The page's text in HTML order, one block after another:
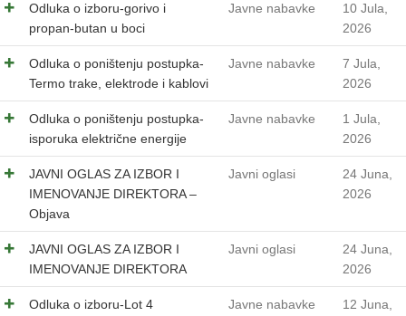
Odluka o izboru-gorivo i
propan-butan u boci
Javne nabavke
10 Jula,
2026
Odluka o poništenju postupka-
Termo trake, elektrode i kablovi
Javne nabavke
7 Jula,
2026
Odluka o poništenju postupka-
isporuka električne energije
Javne nabavke
1 Jula,
2026
JAVNI OGLAS ZA IZBOR I
IMENOVANJE DIREKTORA –
Objava
Javni oglasi
24 Juna,
2026
JAVNI OGLAS ZA IZBOR I
IMENOVANJE DIREKTORA
Javni oglasi
24 Juna,
2026
Odluka o izboru-Lot 4
Javne nabavke
12 Juna,